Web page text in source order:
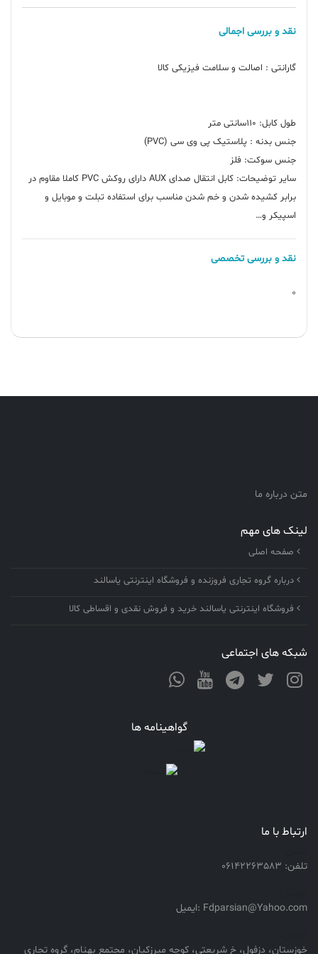
نقد و بررسی اجمالی
سایر توضیحات: کابل انتقال صدای AUX دارای روکش PVC کاملا مقاوم در
برابر کشیده شدن و خم شدن مناسب برای استفاده تبلت و موبایل و
اسپیکر و…
نقد و بررسی تخصصی
0
متن درباره ما
لینک های مهم
صفحه اصلی
درباره گروه تجاری فروزنده و فروشگاه اینترنتی یاسالند
فروشگاه اینترنتی یاسالند خرید و فروش نقدی و اقساطی کالا
شبکه های اجتماعی
گواهینامه ها
ارتباط با ما
تلفن: 06142263583
Fdparsian@Yahoo.com :ایمیل
خوزستان، دزفول، خ شریعتی، کوچه میرزکیان، مجتمع بهنام، گروه تجاری